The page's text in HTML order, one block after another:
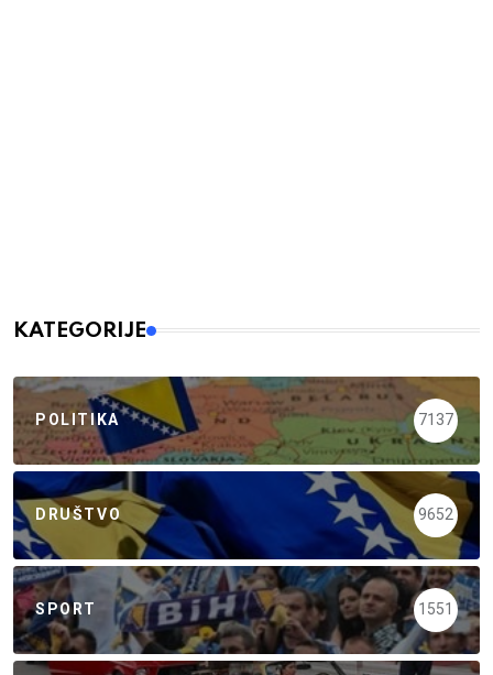
KATEGORIJE
POLITIKA 7137
DRUŠTVO 9652
SPORT 1551